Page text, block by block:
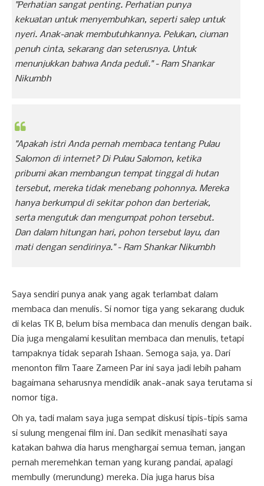
"Perhatian sangat penting. Perhatian punya
kekuatan untuk menyembuhkan, seperti salep untuk
nyeri. Anak-anak membutuhkannya. Pelukan, ciuman
penuh cinta, sekarang dan seterusnya. Untuk
menunjukkan bahwa Anda peduli."- Ram Shankar
Nikumbh
"Apakah istri Anda pernah membaca tentang Pulau
Salomon di internet? Di Pulau Salomon, ketika
pribumi akan membangun tempat tinggal di hutan
tersebut, mereka tidak menebang pohonnya. Mereka
hanya berkumpul di sekitar pohon dan berteriak,
serta mengutuk dan mengumpat pohon tersebut.
Dan dalam hitungan hari, pohon tersebut layu, dan
mati dengan sendirinya."- Ram Shankar Nikumbh
Saya sendiri punya anak yang agak terlambat dalam
membaca dan menulis. Si nomor tiga yang sekarang duduk
di kelas TK B, belum bisa membaca dan menulis dengan baik.
Dia juga mengalami kesulitan membaca dan menulis, tetapi
tampaknya tidak separah Ishaan. Semoga saja, ya. Dari
menonton film Taare Zameen Par ini saya jadi lebih paham
bagaimana seharusnya mendidik anak-anak saya terutama si
nomor tiga.
Oh ya, tadi malam saya juga sempat diskusi tipis-tipis sama
si sulung mengenai film ini. Dan sedikit menasihati saya
katakan bahwa dia harus menghargai semua teman, jangan
pernah meremehkan teman yang kurang pandai, apalagi
membully (merundung) mereka. Dia juga harus bisa